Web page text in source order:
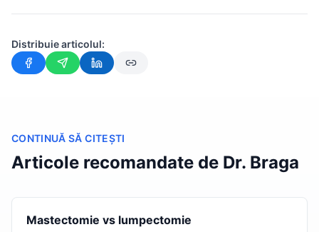
Distribuie articolul:
CONTINUĂ SĂ CITEȘTI
Articole recomandate de Dr. Braga
Tratament Chirurgical
Mastectomie vs lumpectomie